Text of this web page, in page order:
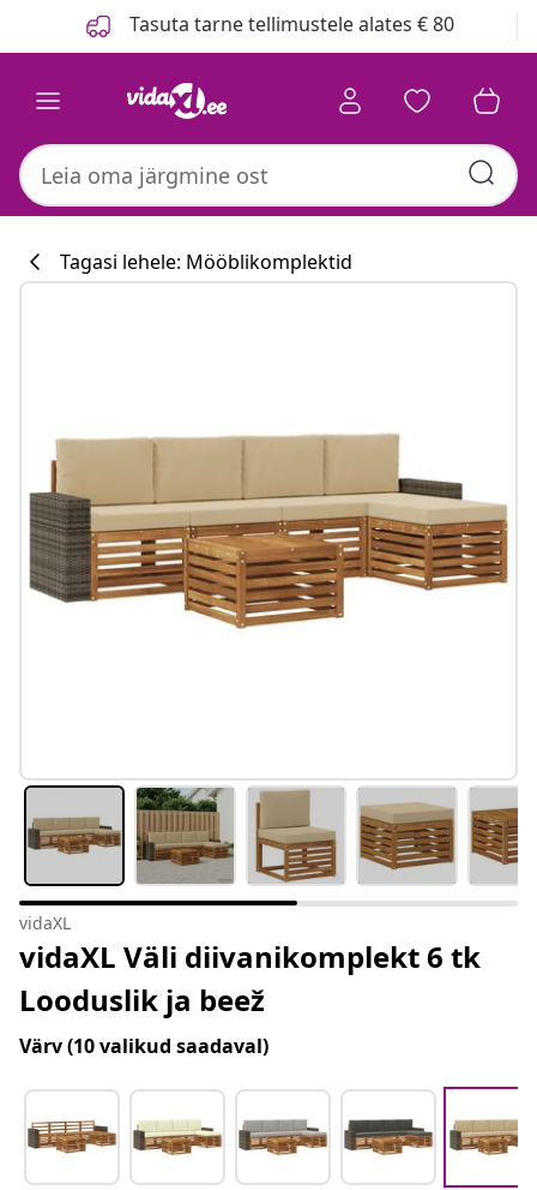
Tasuta tarne tellimustele alates € 80
Tagasi lehele: Mööblikomplektid
vidaXL
vidaXL Väli diivanikomplekt 6 tk
Looduslik ja beež
Värv(10 valikud saadaval)